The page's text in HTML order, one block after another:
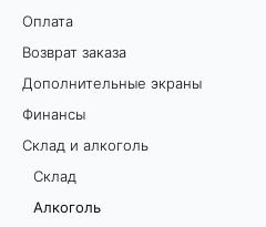
Оплата
Возврат заказа
Дополнительные экраны
Финансы
Склад и алкоголь
Склад
Алкоголь